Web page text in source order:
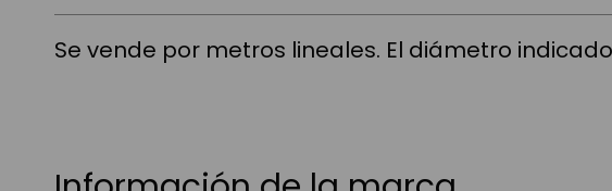
Se vende por metros lineales. El diámetro